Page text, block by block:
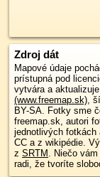
Zdroj dát
Mapové údaje
prístupná pod
vytvára a aktualizuje
(www.freemap.sk),
BY-SA. Fotky sme
freemap.sk, autori
jednotlivých
CC a z wikipédie.
z SRTM . Niečo
radi, že tvoríte